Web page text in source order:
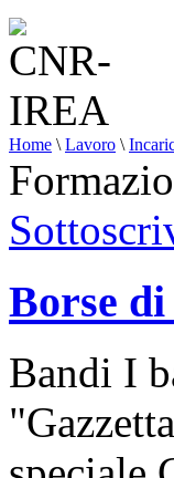
Home \ Lavoro \
Borse
Bandi I